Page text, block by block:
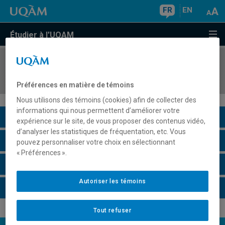
FR EN
Étudier à l'UQAM
COURS//
Description du cours
Horaire - Été 2026
Préférences en matière de témoins
Nous utilisons des témoins (cookies) afin de collecter des
informations qui nous permettent d’améliorer votre
expérience sur le site, de vous proposer des contenus vidéo,
d’analyser les statistiques de fréquentation, etc. Vous
pouvez personnaliser votre choix en sélectionnant
« Préférences ».
Tout refuser
Autoriser les témoins